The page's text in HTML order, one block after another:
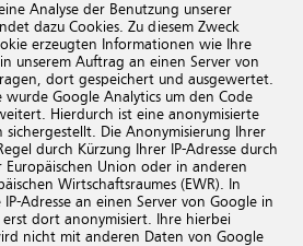
Analyse der Benutzung unserer
dazu Cookies. Zu diesem Zweck
erzeugten Informationen wie Ihre
unserem Auftrag an einen Server von
dort gespeichert und ausgewertet.
wurde Google Analytics um den Code
Hierdurch ist eine anonymisierte
sichergestellt. Die Anonymisierung Ihrer
durch Kürzung Ihrer IP-Adresse durch
Union oder in anderen
Wirtschaftsraumes (EWR). In
Adresse an einen Server von Google in
dort anonymisiert. Ihre hierbei
nicht mit anderen Daten von Google